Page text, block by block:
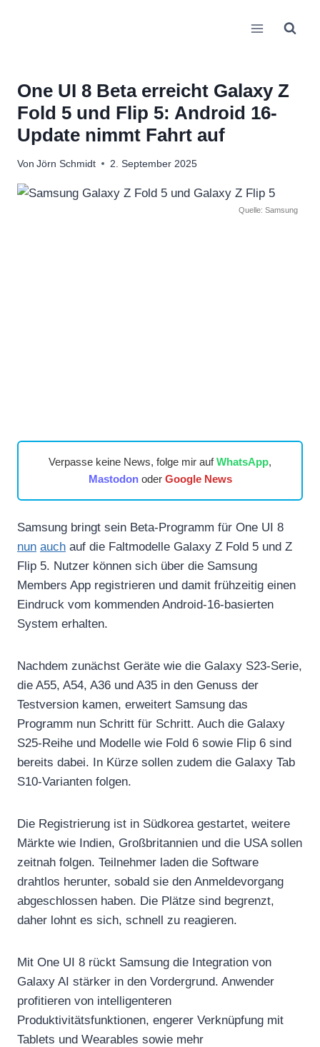
One UI 8 Beta erreicht Galaxy Z
Fold 5 und Flip 5: Android 16-
Update nimmt Fahrt auf
Von Jörn Schmidt 2. September 2025
Quelle: Samsung
Verpasse keine News, folge mir aufWhatsApp,
Mastodonoder Google News
Samsung bringt sein Beta-Programm für One UI 8
nun auch auf die Faltmodelle Galaxy Z Fold 5 und Z
Flip 5. Nutzer können sich über die Samsung
Members App registrieren und damit frühzeitig einen
Eindruck vom kommenden Android-16-basierten
System erhalten.
Nachdem zunächst Geräte wie die Galaxy S23-Serie,
die A55, A54, A36 und A35 in den Genuss der
Testversion kamen, erweitert Samsung das
Programm nun Schritt für Schritt. Auch die Galaxy
S25-Reihe und Modelle wie Fold 6 sowie Flip 6 sind
bereits dabei. In Kürze sollen zudem die Galaxy Tab
S10-Varianten folgen.
Die Registrierung ist in Südkorea gestartet, weitere
Märkte wie Indien, Großbritannien und die USA sollen
zeitnah folgen. Teilnehmer laden die Software
drahtlos herunter, sobald sie den Anmeldevorgang
abgeschlossen haben. Die Plätze sind begrenzt,
daher lohnt es sich, schnell zu reagieren.
Mit One UI 8 rückt Samsung die Integration von
Galaxy AI stärker in den Vordergrund. Anwender
profitieren von intelligenteren
Produktivitätsfunktionen, engerer Verknüpfung mit
Tablets und Wearables sowie mehr